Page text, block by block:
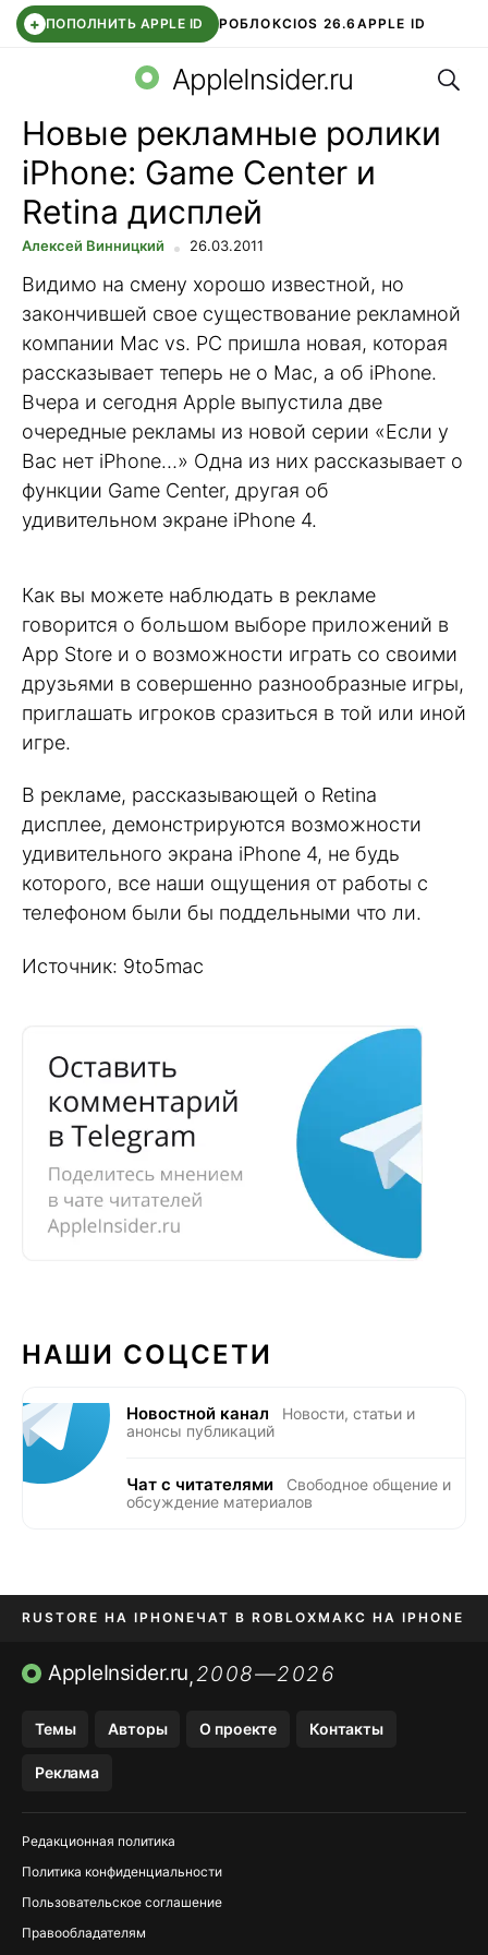
+ ПОПОЛНИТЬ APPLE ID РОБЛОКСIOS 26.6 APPLE ID
WHATSAPP DDE STOREAPP STOREOZON БАНК
AppleInsider.ru
Новые рекламные ролики
iPhone: Game Center и
Retina дисплей
Алексей Винницкий 26.03.2011
Видимо на смену хорошо известной, но
закончившей свое существование рекламной
компании Mac vs. PC пришла новая, которая
рассказывает теперь не о Mac, а об iPhone.
Вчера и сегодня Apple выпустила две
очередные рекламы из новой серии «Если у
Вас нет iPhone…» Одна из них рассказывает о
функции Game Center, другая об
удивительном экране iPhone 4.
Как вы можете наблюдать в рекламе
говорится о большом выборе приложений в
App Store и о возможности играть со своими
друзьями в совершенно разнообразные игры,
приглашать игроков сразиться в той или иной
игре.
В рекламе, рассказывающей о Retina
дисплее, демонстрируются возможности
удивительного экрана iPhone 4, не будь
которого, все наши ощущения от работы с
телефоном были бы поддельными что ли.
Источник: 9to5mac
НАШИ СОЦСЕТИ
Новостной канал
Новости, статьи и
анонсы публикаций
Чат с читателями
Свободное общение и
обсуждение материалов
RUSTORE НА IPHONE ЧАТ В ROBLOXМАКС НА IPHONE
AVITO НА IPHONEВТБ ОНЛАЙН TIKTOK НА IPHONE
AppleInsider.ru,2008—2026
Темы Авторы О проекте Контакты
Реклама
Редакционная политика
Политика конфиденциальности
Пользовательское соглашение
Правообладателям